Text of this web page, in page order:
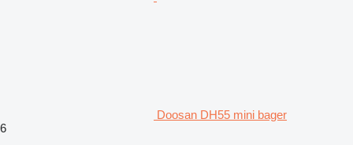
Doosan DH55 mini bager
6